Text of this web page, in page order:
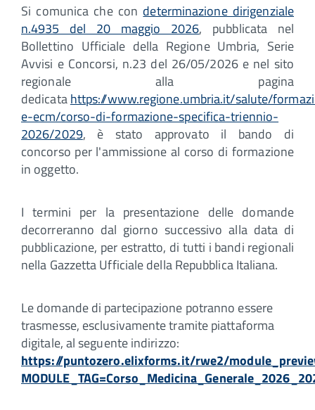
Si comunica che con determinazione dirigenziale
n.4935 del 20 maggio 2026, pubblicata nel
Bollettino Ufficiale della Regione Umbria, Serie
Avvisi e Concorsi, n.23 del 26/05/2026 e nel sito
regionale alla pagina
dedicatahttps://www.regione.umbria.it/salute/
e-ecm/corso-di-formazione-specifica-triennio-
2026/2029, è stato approvato il bando di
concorso per l'ammissione al corso di formazione
in oggetto.
I termini per la presentazione delle domande
decorreranno dal giorno successivo alla data di
pubblicazione, per estratto, di tutti i bandi regionali
nella Gazzetta Ufficiale della Repubblica Italiana.
Le domande di partecipazione potranno essere
trasmesse, esclusivamente tramite piattaforma
digitale, al seguente indirizzo:
https://puntozero.elixforms.it/rwe2/